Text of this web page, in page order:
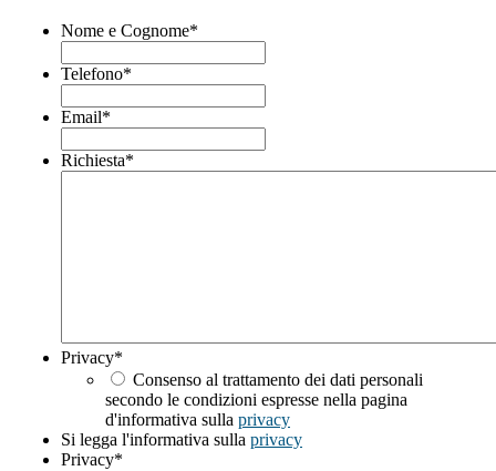
Nome e Cognome*
Telefono*
Email*
Richiesta*
Privacy*
Consenso al trattamento dei dati personali
secondo le condizioni espresse nella pagina
d'informativa sulla privacy
Si legga l'informativa sulla privacy
Privacy*